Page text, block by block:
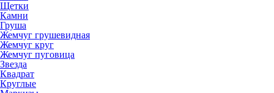
Щетки
Камни
Груша
Жемчуг грушевидная
Жемчуг круг
Жемчуг пуговица
Звезда
Квадрат
Круглые